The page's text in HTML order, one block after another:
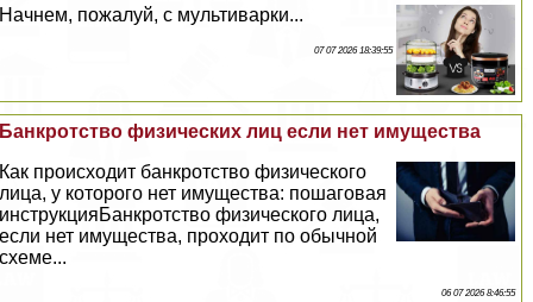
Начнем, пожалуй, с мультиварки...
07 07 2026 18:39:55
Банкротство физических лиц если нет имущества
Как происходит банкротство физического
лица, у которого нет имущества: пошаговая
инструкцияБанкротство физического лица,
если нет имущества, проходит по обычной
схеме...
06 07 2026 8:46:55